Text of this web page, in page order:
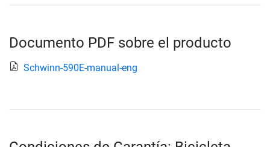
Documento PDF sobre el producto
Schwinn-590E-manual-eng